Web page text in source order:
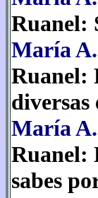
Ruanel:
María
Ruanel:
diversas
María
Ruanel:
sabes